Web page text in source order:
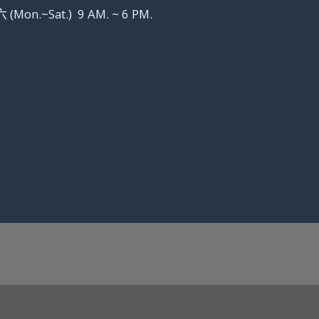
(Mon.~Sat.) 9 AM. ~ 6 PM.